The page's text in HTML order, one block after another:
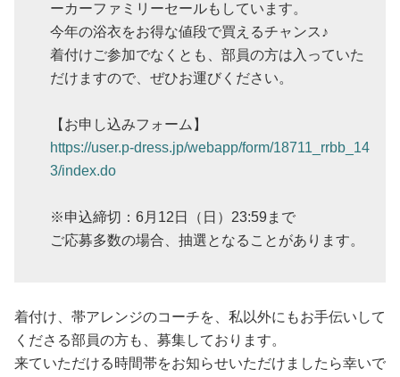
ーカーファミリーセールもしています。
今年の浴衣をお得な値段で買えるチャンス♪
着付けご参加でなくとも、部員の方は入っていた
だけますので、ぜひお運びください。
【お申し込みフォーム】
https://user.p-dress.jp/webapp/form/18711_rrbb_14
3/index.do
※申込締切：6月12日（日）23:59まで
ご応募多数の場合、抽選となることがあります。
着付け、帯アレンジのコーチを、私以外にもお手伝いして
くださる部員の方も、募集しております。
来ていただける時間帯をお知らせいただけましたら幸いで